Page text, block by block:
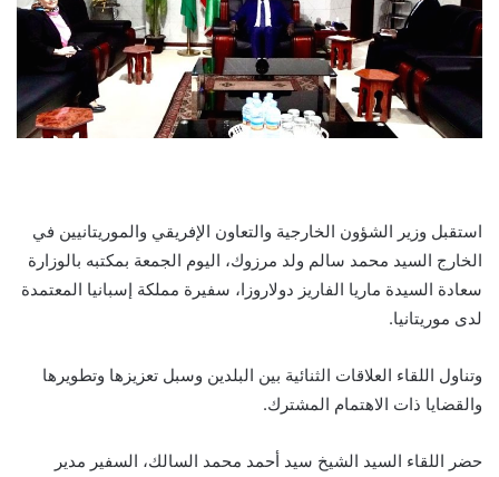
استقبل وزير الشؤون الخارجية والتعاون الإفريقي والموريتانيين في
الخارج السيد محمد سالم ولد مرزوك، اليوم الجمعة بمكتبه بالوزارة
سعادة السيدة ماريا الفاريز دولاروزا، سفيرة مملكة إسبانيا المعتمدة
لدى موريتانيا.
وتناول اللقاء العلاقات الثنائية بين البلدين وسبل تعزيزها وتطويرها
والقضايا ذات الاهتمام المشترك.
حضر اللقاء السيد الشيخ سيد أحمد محمد السالك، السفير مدير